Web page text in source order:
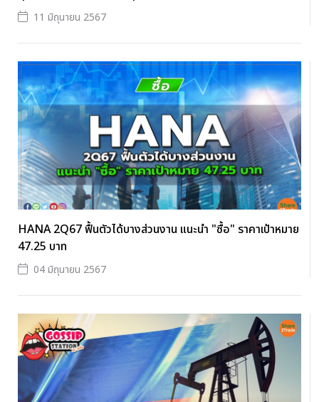
11 มิถุนายน 2567
HANA 2Q67 ฟื้นตัวได้บางส่วนงาน แนะนำ "ซื้อ" ราคาเป้าหมาย
47.25 บาท
04 มิถุนายน 2567